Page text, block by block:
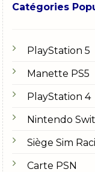
Catégories
PlayStation 5
Manette PS5
PlayStation 4
Nintendo
Siège Sim
Carte PSN